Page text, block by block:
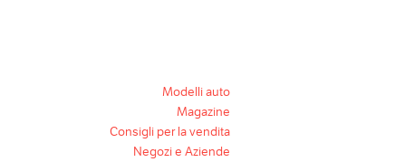
Modelli auto
Magazine
Consigli per la vendita
Negozi e Aziende